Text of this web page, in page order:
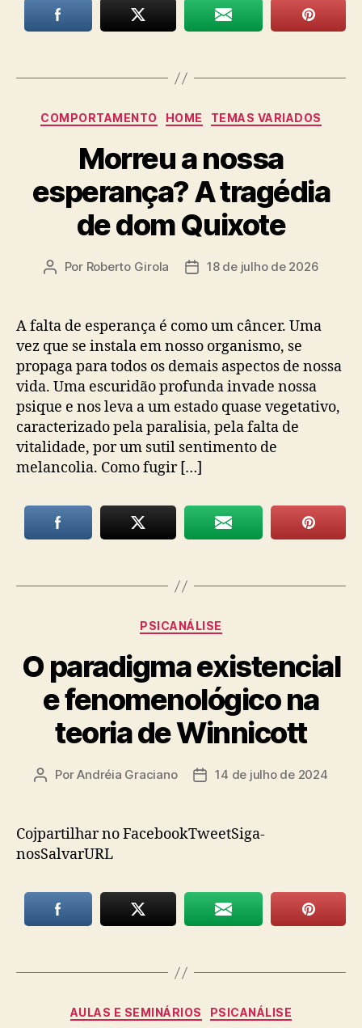
Categorias
COMPORTAMENTO HOME TEMAS VARIADOS
Morreu a nossa
esperança? A tragédia
de dom Quixote
Autor
Por Roberto Girola
Data18 de julho de 2026
A falta de esperança é como um câncer. Uma
vez que se instala em nosso organismo, se
propaga para todos os demais aspectos de nossa
vida. Uma escuridão profunda invade nossa
psique e nos leva a um estado quase vegetativo,
caracterizado pela paralisia, pela falta de
vitalidade, por um sutil sentimento de
melancolia. Como fugir […]
Categorias
PSICANÁLISE
O paradigma existencial
e fenomenológico na
teoria de Winnicott
Autor
PorAndréia Graciano
Data14 de julho de 2024
Cojpartilhar no FacebookTweetSiga-
nosSalvarURL
Categorias
AULAS E SEMINÁRIOS PSICANÁLISE